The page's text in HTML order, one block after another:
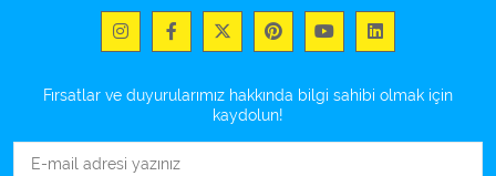
Fırsatlar ve duyurularımız hakkında bilgi sahibi olmak için
kaydolun!